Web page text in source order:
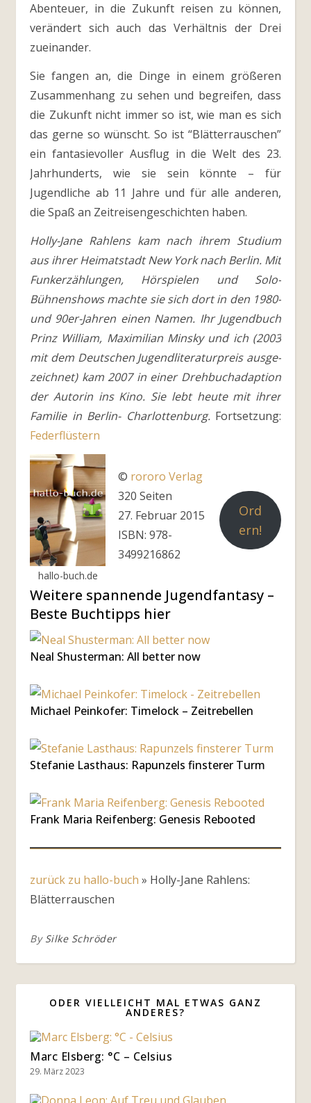
Abenteuer, in die Zukunft reisen zu können,
verändert sich auch das Verhältnis der Drei
zueinander.
Sie fangen an, die Dinge in einem größeren
Zusammenhang zu sehen und begreifen, dass
die Zukunft nicht immer so ist, wie man es sich
das gerne so wünscht. So ist “Blätterrauschen”
ein fantasievoller Ausflug in die Welt des 23.
Jahrhunderts, wie sie sein könnte – für
Jugendliche ab 11 Jahre und für alle anderen,
die Spaß an Zeitreisengeschichten haben.
Holly-Jane Rahlens kam nach ihrem Studium
aus ihrer Heimatstadt New York nach Berlin. Mit
Funkerzählungen, Hörspielen und Solo-
Bühnenshows machte sie sich dort in den 1980-
und 90er-Jahren einen Namen. Ihr Jugendbuch
Prinz William, Maximilian Minsky und ich (2003
mit dem Deutschen Jugendliteraturpreis ausge-
zeichnet) kam 2007 in einer Drehbuchadaption
der Autorin ins Kino. Sie lebt heute mit ihrer
Familie in Berlin- Charlottenburg.Fortsetzung:
Federflüstern
hallo-buch.de
© rororo Verlag
320 Seiten
27. Februar 2015
ISBN: 978-
3499216862
Ord
ern!
Weitere spannende Jugendfantasy –
Beste Buchtipps hier
Neal Shusterman: All better now
Michael Peinkofer: Timelock – Zeitrebellen
Stefanie Lasthaus: Rapunzels finsterer Turm
Frank Maria Reifenberg: Genesis Rebooted
zurück zu hallo-buch » Holly-Jane Rahlens:
Blätterrauschen
By Silke Schröder
ODER VIELLEICHT MAL ETWAS GANZ
ANDERES?
Marc Elsberg: °C – Celsius
29. März 2023